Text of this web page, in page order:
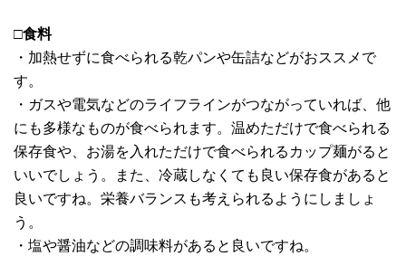
□食料
・加熱せずに食べられる乾パンや缶詰などがおススメで
す。
・ガスや電気などのライフラインがつながっていれば、他
にも多様なものが食べられます。温めただけで食べられる
保存食や、お湯を入れただけで食べられるカップ麺がると
いいでしょう。また、冷蔵しなくても良い保存食があると
良いですね。栄養バランスも考えられるようにしましょ
う。
・塩や醤油などの調味料があると良いですね。